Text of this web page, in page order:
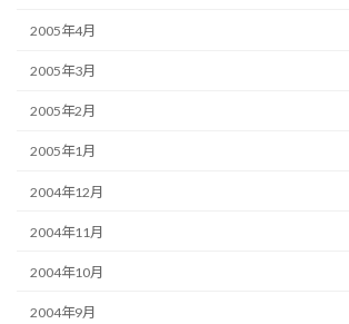
2005年4月
2005年3月
2005年2月
2005年1月
2004年12月
2004年11月
2004年10月
2004年9月